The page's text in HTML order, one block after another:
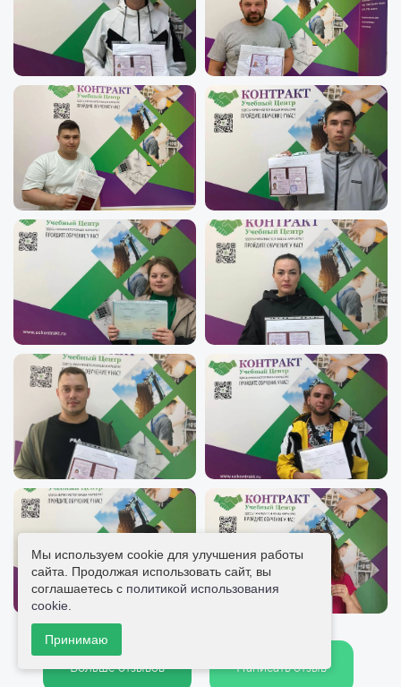
Больше отзывов Написать отзыв
Мы используем cookie для улучшения работы
сайта. Продолжая использовать сайт, вы
соглашаетесь с политикой использования
cookie
Принимаю